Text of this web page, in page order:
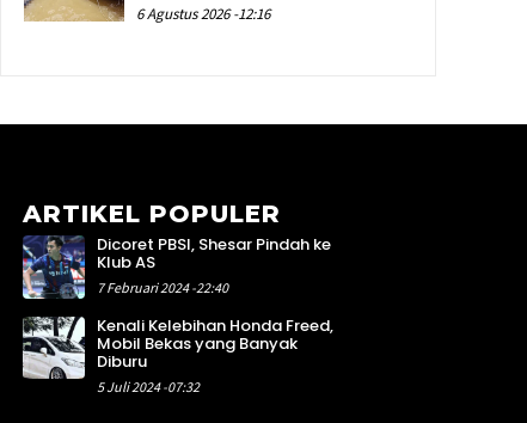
6 Agustus 2026 -12:16
ARTIKEL POPULER
Dicoret PBSI, Shesar Pindah ke
Klub AS
7 Februari 2024 -22:40
Kenali Kelebihan Honda Freed,
Mobil Bekas yang Banyak
Diburu
5 Juli 2024 -07:32